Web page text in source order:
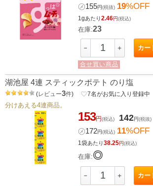
㋱155円(税抜) 19%OFF
1gあたり2.46円(税込)
在庫:23
－ ＋ カー
合せ買い商品
湖池屋 4連 スティックポテト のり塩
(レビュー3件) favorite_border7名がお気に入り登録中
分けあえる4連商品。
153円(税込) 142円(税抜)
㋱172円(税込) 11%OFF
1袋あたり38.25円(税込)
在庫:◎
－ ＋ カー